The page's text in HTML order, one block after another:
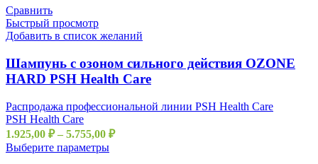
Сравнить
Быстрый просмотр
Добавить в список желаний
Шампунь с озоном сильного действия OZONE
HARD PSH Health Care
Распродажа профессиональной линии PSH Health Care
PSH Health Care
1.925,00 ₽ – 5.755,00 ₽
Выберите параметры